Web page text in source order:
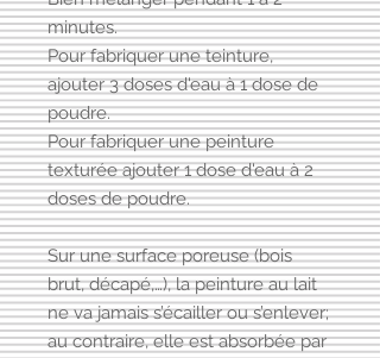
minutes.
Pour fabriquer une teinture,
ajouter 3 doses d'eau à 1 dose de
poudre.
Pour fabriquer une peinture
texturée ajouter 1 dose d'eau à 2
doses de poudre.
Sur une surface poreuse (bois
brut, décapé,…), la peinture au lait
ne va jamais s’écailler ou s’enlever;
au contraire, elle est absorbée par